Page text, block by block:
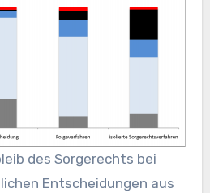
des Sorgerechts bei
Entscheidungen aus